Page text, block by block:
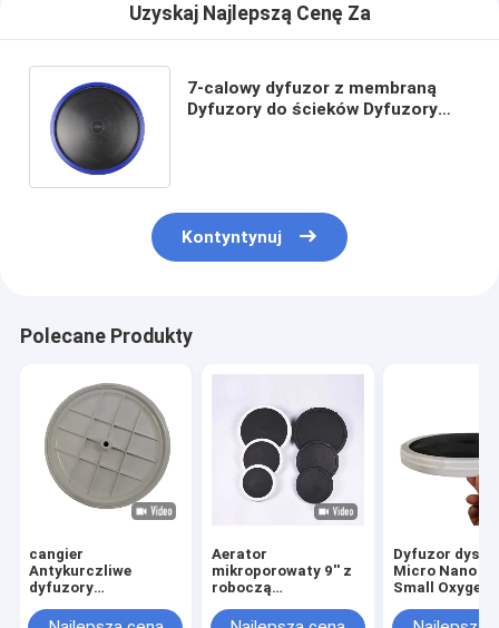
Uzyskaj Najlepszą Cenę Za
7-calowy dyfuzor z membraną
Dyfuzory do ścieków Dyfuzory
Kontyntynuj
Polecane Produkty
cangier
Antykurczliwe
dyfuzory
urządzeń do
Aerator
mikroporowaty 9'' z
roboczą
wentylacji 1-5m3/h
Dyfuzor
Micro Nano
Small Oxygen
ścieków